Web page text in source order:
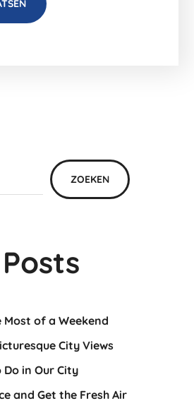
ZOEKEN
Most of a Weekend
City Views
Do in Our City
and Get the Fresh Air